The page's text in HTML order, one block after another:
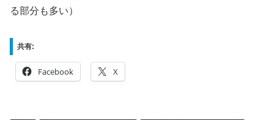
る部分も多い）
共有:
Facebook X